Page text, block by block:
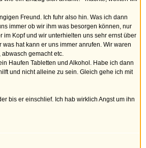
Freund. Ich fuhr also hin. Was ich dann
immer ob wir ihm was besorgen können, nur
im Kopf und wir unterhielten uns sehr ernst über
hat kann er uns immer anrufen. Wir waren
gemacht etc.
Haufen Tabletten und Alkohol. Habe ich dann
und nicht alleine zu sein. Gleich gehe ich mit
bis er einschlief. Ich hab wirklich Angst um ihn